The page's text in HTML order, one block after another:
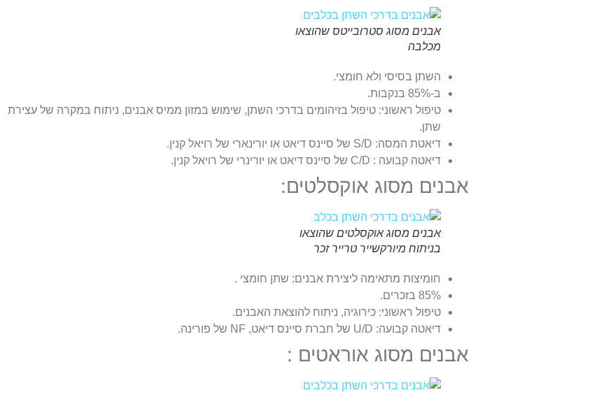
אבנים מסוג סטרובייטס שהוצאו
מכלבה
השתן בסיסי ולא חומצי.
ב-85% בנקבות.
טיפול ראשוני: טיפול בזיהומים בדרכי השתן, שימוש במזון ממיס אבנים, ניתוח במקרה של עצירת
שתן.
דיאטת המסה: S/D של סיינס דיאט או יורינארי של רויאל קנין.
דיאטה קבועה : C/D של סיינס דיאט או יורינרי של רויאל קנין.
אבנים מסוג אוקסלטים:
אבנים מסוג אוקסלטים שהוצאו
בניתוח מיורקשייר טרייר זכר
חומיצות מתאימה ליצירת אבנים: שתן חומצי .
85% בזכרים.
טיפול ראשוני: כירוגיה, ניתוח להוצאת האבנים.
דיאטה קבועה: U/D של חברת סיינס דיאט, NF של פורינה.
אבנים מסוג אוראטים :